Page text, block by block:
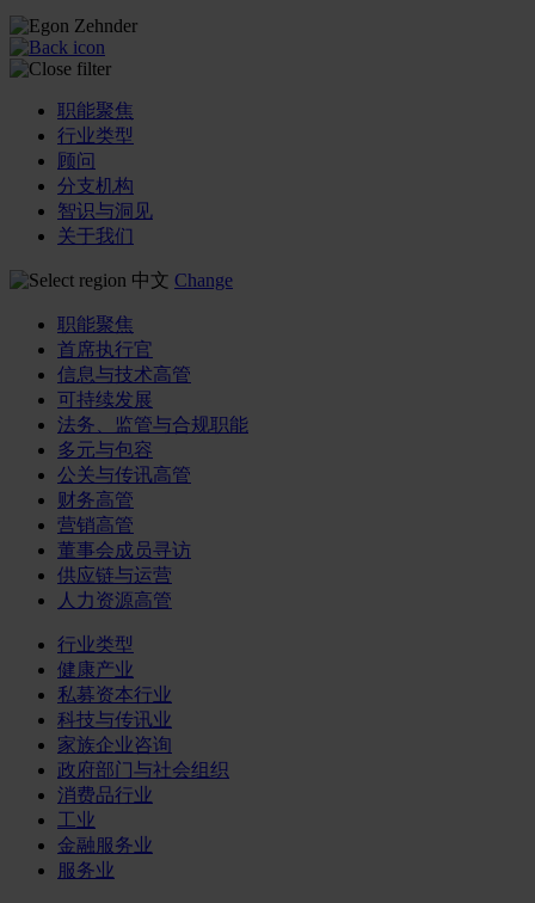
职能聚焦
行业类型
顾问
分支机构
智识与洞见
关于我们
中文 Change
职能聚焦
首席执行官
信息与技术高管
可持续发展
法务、监管与合规职能
多元与包容
公关与传讯高管
财务高管
营销高管
董事会成员寻访
供应链与运营
人力资源高管
行业类型
健康产业
私募资本行业
科技与传讯业
家族企业咨询
政府部门与社会组织
消费品行业
工业
金融服务业
服务业